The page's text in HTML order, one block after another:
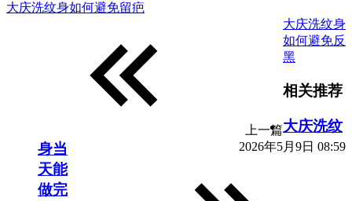
大庆洗纹身如何避免留疤
上一篇
2026年5月9日 08:59
大庆洗纹身
如何避免反
黑
相关推荐
大庆洗纹
身当
天能
做完